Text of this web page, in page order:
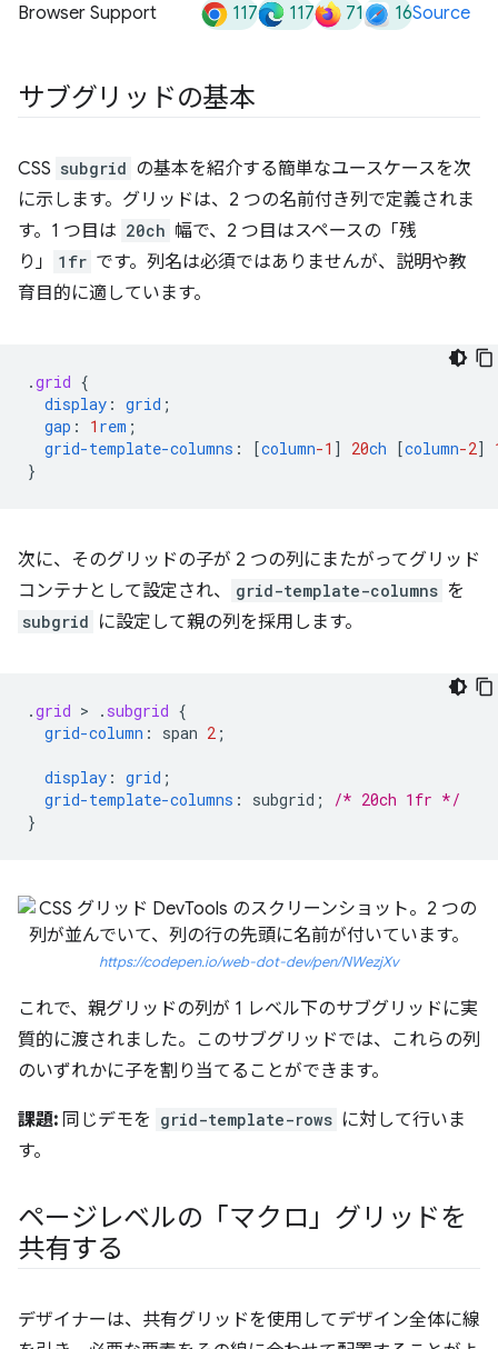
Browser Support 117 117 71 16Source
サブグリッドの基本
CSS subgrid の基本を紹介する簡単なユースケースを次
に示します。グリッドは、2 つの名前付き列で定義されま
す。1 つ目は 20ch 幅で、2 つ目はスペースの「残
り」
1fr です。列名は必須ではありませんが、説明や教
育目的に適しています。
.grid {
display : grid ;
gap : 1 rem ;
grid-template-columns : [column-1 ] 20ch [column-2]
}
次に、そのグリッドの子が 2 つの列にまたがってグリッド
コンテナとして設定され、
grid-template-columns を
subgrid に設定して親の列を採用します。
.grid > . subgrid {
grid-column : span 2 ;
display : grid ;
grid-template-columns : subgrid ;
/* 20ch 1fr */
}
https://codepen.io/web-dot-dev/pen/NWezjXv
これで、親グリッドの列が 1 レベル下のサブグリッドに実
質的に渡されました。このサブグリッドでは、これらの列
のいずれかに子を割り当てることができます。
課題: 同じデモを grid-template-rows に対して行いま
す。
ページレベルの「マクロ」グリッドを
共有する
デザイナーは、共有グリッドを使用してデザイン全体に線